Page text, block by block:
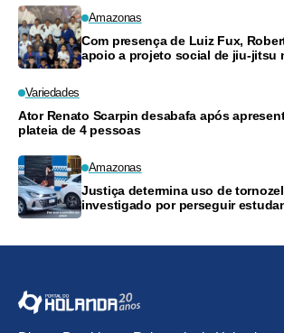
Amazonas
Com presença de Luiz Fux,
apoio a projeto social de jiu-jitsu
Variedades
Ator Renato Scarpin desabafa após
plateia de 4 pessoas
Amazonas
Justiça determina uso de
investigado por perseguir